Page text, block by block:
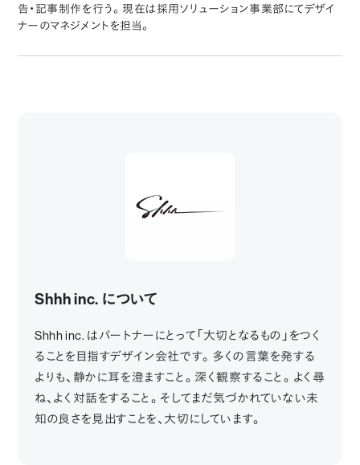
告・記事制作を行う。現在は採用ソリューション事業部にてデザイ
ナーのマネジメントを担当。
Shhh inc. について
Shhh inc. はパートナーにとって「大切となるもの」をつく
ることを目指すデザイン会社です。多くの言葉を発する
よりも、静かに耳を澄ますこと。深く観察すること。よく尋
ね、よく対話をすること。そしてまだ気づかれていない未
知の良さを見出すことを、大切にしています。